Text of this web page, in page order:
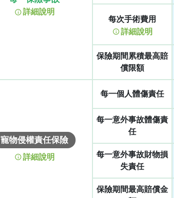
詳細說明
每次手術費用
詳細說明
保險期間累積最高賠
償限額
寵物侵權責任保險
詳細說明
每一個人體傷責任
每一意外事故體傷責
任
每一意外事故財物損
失責任
保險期間最高賠償金